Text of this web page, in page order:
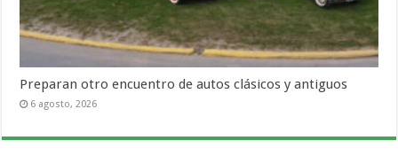
Preparan otro encuentro de autos clásicos y antiguos
6 agosto, 2026